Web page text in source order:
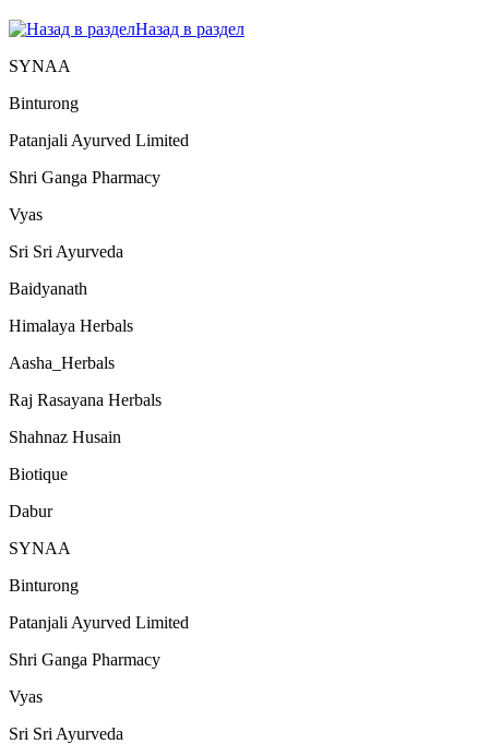
Назад в раздел
SYNAA
Binturong
Patanjali Ayurved Limited
Shri Ganga Pharmacy
Vyas
Sri Sri Ayurveda
Baidyanath
Himalaya Herbals
Aasha_Herbals
Raj Rasayana Herbals
Shahnaz Husain
Biotique
Dabur
SYNAA
Binturong
Patanjali Ayurved Limited
Shri Ganga Pharmacy
Vyas
Sri Sri Ayurveda